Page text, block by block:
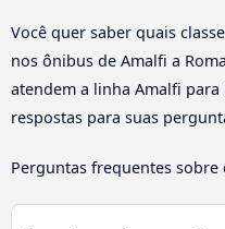
Você quer saber quais
nos ônibus de Amalfi a
atendem a linha Amalfi para
respostas para suas
Perguntas frequentes